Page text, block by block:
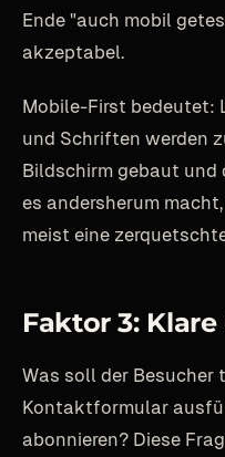
Ende "auch mobil
akzeptabel.
Mobile-First bedeutet:
und Schriften werden
Bildschirm gebaut und
es andersherum
meist eine
Faktor 3:
Was soll der Besucher
Kontaktformular
abonnieren? Diese